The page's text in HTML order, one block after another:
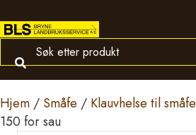
Hjem / Småfe / Klauvhelse til småfe
150 for sau